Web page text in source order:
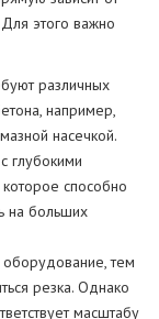
этого важно
различных
например,
насечкой.
глубокими
способно
на больших
тем
резка. Однако
масштабу